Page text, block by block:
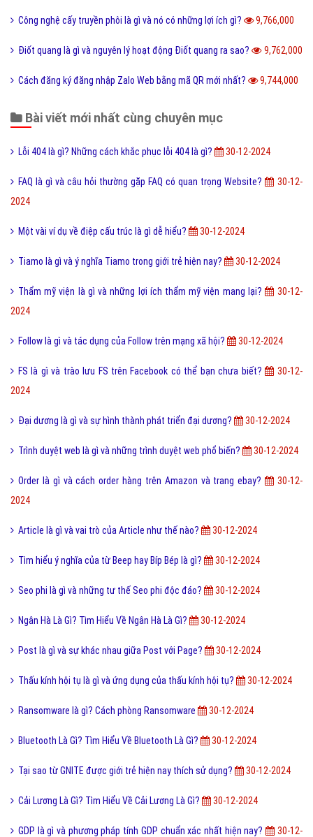
Công nghệ cấy truyền phôi là gì và nó có những lợi ích gì? 9,766,000
Điốt quang là gì và nguyên lý hoạt động Điốt quang ra sao? 9,762,000
Cách đăng ký đăng nhập Zalo Web bằng mã QR mới nhất? 9,744,000
Bài viết mới nhất cùng chuyên mục
Lỗi 404 là gì? Những cách khắc phục lỗi 404 là gì? 30-12-2024
FAQ là gì và câu hỏi thường gặp FAQ có quan trọng Website?
30-12-
2024
Một vài ví dụ về điệp cấu trúc là gì dễ hiểu? 30-12-2024
Tiamo là gì và ý nghĩa Tiamo trong giới trẻ hiện nay? 30-12-2024
Thẩm mỹ viện là gì và những lợi ích thẩm mỹ viện mang lại?
30-12-
2024
Follow là gì và tác dụng của Follow trên mạng xã hội? 30-12-2024
FS là gì và trào lưu FS trên Facebook có thể bạn chưa biết?
30-12-
2024
Đại dương là gì và sự hình thành phát triển đại dương? 30-12-2024
Trình duyệt web là gì và những trình duyệt web phổ biến? 30-12-2024
Order là gì và cách order hàng trên Amazon và trang ebay?
30-12-
2024
Article là gì và vai trò của Article như thế nào? 30-12-2024
Tìm hiểu ý nghĩa của từ Beep hay Bíp Bép là gì? 30-12-2024
Seo phi là gì và những tư thế Seo phi độc đáo? 30-12-2024
Ngân Hà Là Gì? Tìm Hiểu Về Ngân Hà Là Gì? 30-12-2024
Post là gì và sự khác nhau giữa Post với Page? 30-12-2024
Thấu kính hội tụ là gì và ứng dụng của thấu kính hội tụ? 30-12-2024
Ransomware là gì? Cách phòng Ransomware 30-12-2024
Bluetooth Là Gì? Tìm Hiểu Về Bluetooth Là Gì? 30-12-2024
Tại sao từ GNITE được giới trẻ hiện nay thích sử dụng? 30-12-2024
Cải Lương Là Gì? Tìm Hiểu Về Cải Lương Là Gì? 30-12-2024
GDP là gì và phương pháp tính GDP chuẩn xác nhất hiện nay?
30-12-